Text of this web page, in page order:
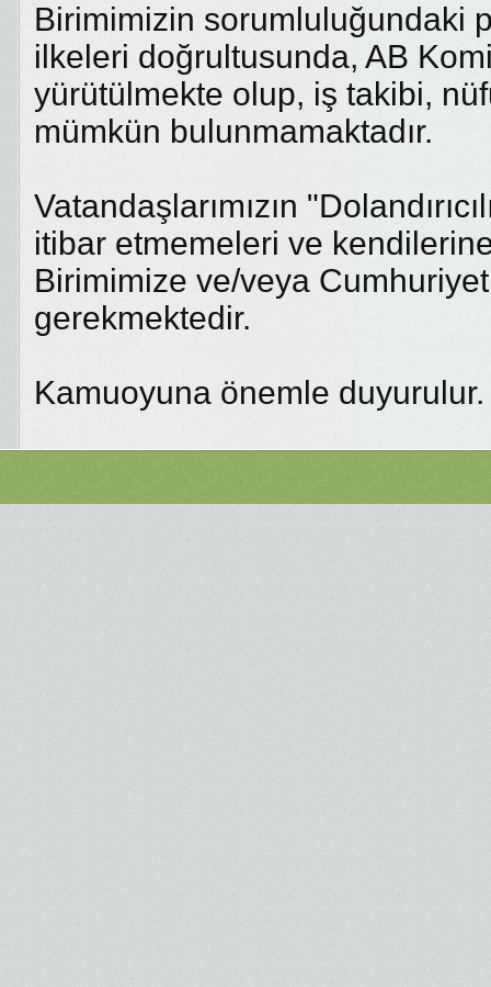
Birimimizin sorumluluğundaki
ilkeleri doğrultusunda, AB
yürütülmekte olup, iş takibi,
mümkün bulunmamaktadır.
Vatandaşlarımızın
itibar etmemeleri ve
Birimimize ve/veya
gerekmektedir.
Kamuoyuna önemle duyurulur.